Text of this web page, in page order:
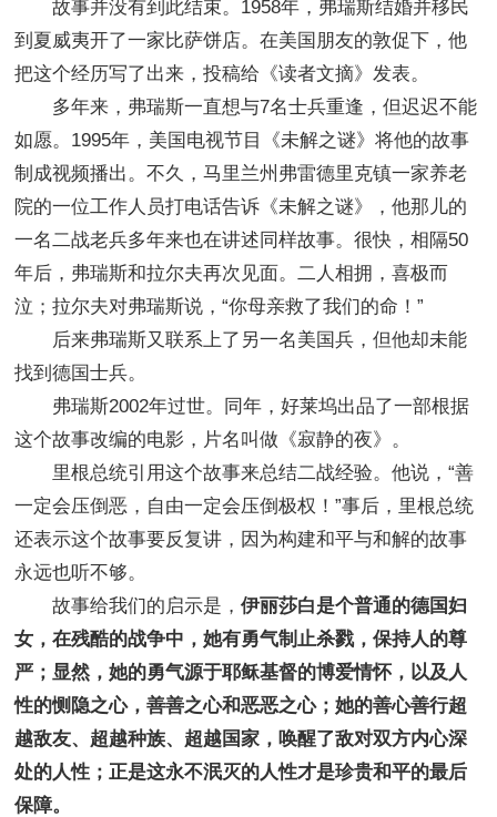
故事并没有到此结束。1958年，弗瑞斯结婚并移民
到夏威夷开了一家比萨饼店。在美国朋友的敦促下，他
把这个经历写了出来，投稿给《读者文摘》发表。
多年来，弗瑞斯一直想与7名士兵重逢，但迟迟不能
如愿。1995年，美国电视节目《未解之谜》将他的故事
制成视频播出。不久，马里兰州弗雷德里克镇一家养老
院的一位工作人员打电话告诉《未解之谜》，他那儿的
一名二战老兵多年来也在讲述同样故事。很快，相隔50
年后，弗瑞斯和拉尔夫再次见面。二人相拥，喜极而
泣；拉尔夫对弗瑞斯说，“你母亲救了我们的命！”
后来弗瑞斯又联系上了另一名美国兵，但他却未能
找到德国士兵。
弗瑞斯2002年过世。同年，好莱坞出品了一部根据
这个故事改编的电影，片名叫做《寂静的夜》。
里根总统引用这个故事来总结二战经验。他说，“善
一定会压倒恶，自由一定会压倒极权！”事后，里根总统
还表示这个故事要反复讲，因为构建和平与和解的故事
永远也听不够。
故事给我们的启示是， 伊丽莎白是个普通的德国妇
女，在残酷的战争中，她有勇气制止杀戮，保持人的尊
严；显然，她的勇气源于耶稣基督的博爱情怀，以及人
性的恻隐之心，善善之心和恶恶之心；她的善心善行超
越敌友、超越种族、超越国家，唤醒了敌对双方内心深
处的人性；正是这永不泯灭的人性才是珍贵和平的最后
保障。